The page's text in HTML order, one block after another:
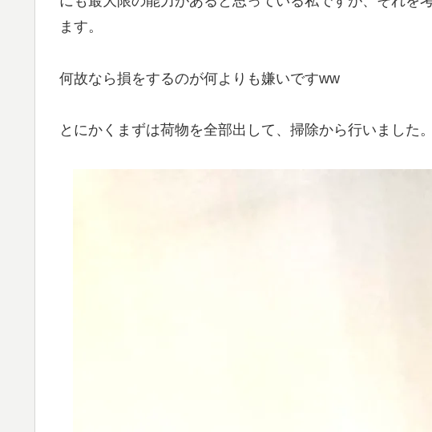
ます。
何故なら損をするのが何よりも嫌いですww
とにかくまずは荷物を全部出して、掃除から行いました。